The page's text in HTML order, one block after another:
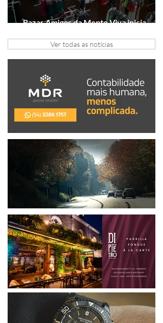
Bazar Amigos da Mente Viva inicia
Ver todas as notícias